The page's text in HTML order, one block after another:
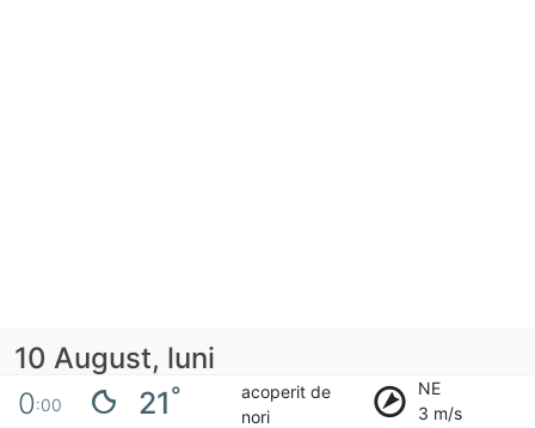
10 August, luni
0:00 21°
acoperit de
nori
NE
3 m/s